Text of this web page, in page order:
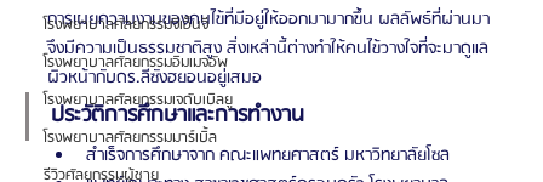
โรงพยาบาลศัลยกรรมจีเอ็นจี
โรงพยาบาลศัลยกรรมอิมเมจอัพ
โรงพยาบาลศัลยกรรมเจดับเบิลยู
โรงพยาบาลศัลยกรรมมาร์เบิ้ล
รีวิวศัลยกรรมผู้ชาย
การเผยความงามของคนไข้ที่มีอยู่ให้ออกมามากขึ้น ผลลัพธ์ที่ผ่านมา
จึงมีความเป็นธรรมชาติสูง สิ่งเหล่านี้ต่างทำให้คนไข้วางใจที่จะมาดูแล
ผิวหน้ากับดร.ลีซังฮยอนอยู่เสมอ
ประวัติการศึกษาและการทำงาน
สำเร็จการศึกษาจาก คณะแพทยศาสตร์ มหาวิทยาลัยโซล